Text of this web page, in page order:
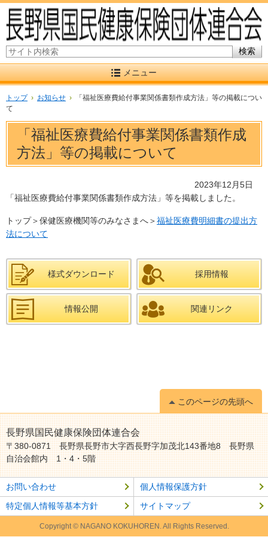
サイト内検索
メニュー
トップ › お知らせ ›
「福祉医療費給付事業関係書類作成方法」等の掲載につい
て
「福祉医療費給付事業関係書類作成
方法」等の掲載について
2023年12月5日
「福祉医療費給付事業関係書類作成方法」等を掲載しました。
トップ＞保健医療機関等のみなさまへ＞福祉医療費明細書の提出方
法について
様式ダウンロード 採用情報
情報公開 関連リンク
このページの先頭へ
長野県国民健康保険団体連合会
〒380-0871 長野県長野市大字西長野字加茂北143番地8 長野県
自治会館内 1・4・5階
お問い合わせ
個人情報保護方針
特定個人情報等基本方針
サイトマップ
Copyright © NAGANO KOKUHOREN. All Rights Reserved.